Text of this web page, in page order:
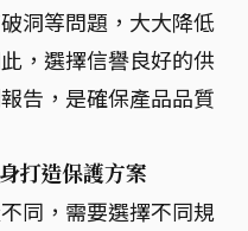
洞等問題，大大降低
，選擇信譽良好的供
告，是確保產品品質
打造保護方案
同，需要選擇不同規